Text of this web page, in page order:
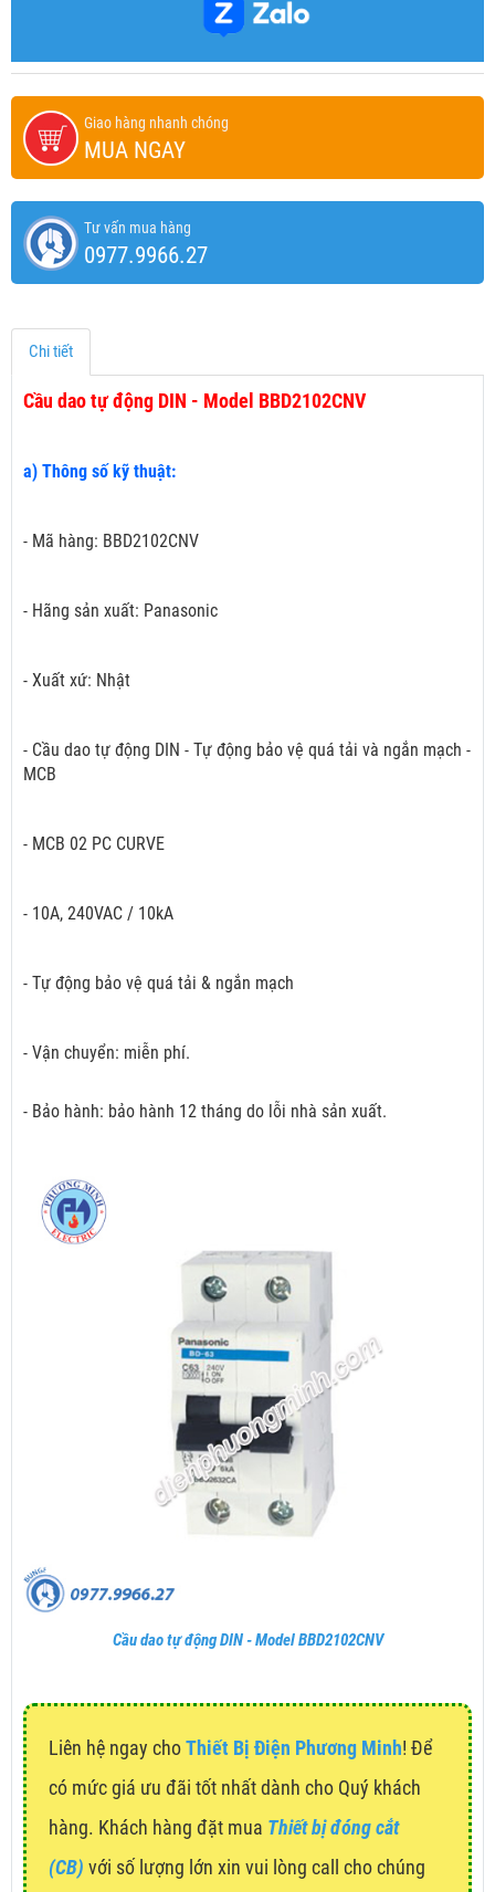
Giao hàng nhanh chóng
MUA NGAY
Tư vấn mua hàng
0977.9966.27
Chi tiết
Cầu dao tự động DIN - Model BBD2102CNV
a) Thông số kỹ thuật:
- Mã hàng: BBD2102CNV
- Hãng sản xuất: Panasonic
- Xuất xứ: Nhật
- Cầu dao tự động DIN - Tự động bảo vệ quá tải và ngắn mạch -
MCB
- MCB 02 PC CURVE
- 10A, 240VAC / 10kA
- Tự động bảo vệ quá tải & ngắn mạch
- Vận chuyển: miễn phí.
- Bảo hành: bảo hành 12 tháng do lỗi nhà sản xuất.
Cầu dao tự động DIN - Model BBD2102CNV
Liên hệ ngay choThiết Bị Điện Phương Minh! Để
có mức giá ưu đãi tốt nhất dành cho Quý khách
hàng. Khách hàng đặt mua Thiết bị đóng cắt
(CB) với số lượng lớn xin vui lòng call cho chúng